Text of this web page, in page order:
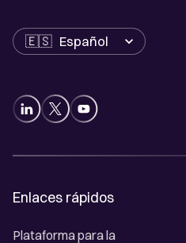
Idioma
Enlaces rápidos
Plataforma para la